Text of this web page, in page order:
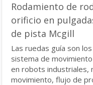
Rodamiento de
orificio en
de pista Mcgill
Las ruedas guía son
sistema de
en robots industriales,
movimiento, flujo de